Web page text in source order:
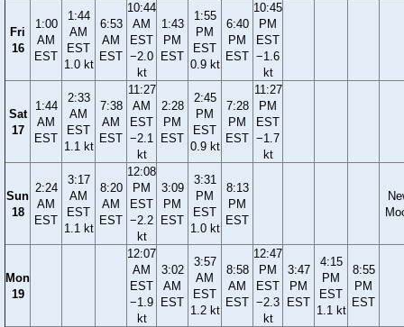
Fri
16
1:00
AM
EST
1:44
AM
EST
1.0 kt
6:53
AM
EST
10:44
AM
EST
−2.0
kt
1:43
PM
EST
1:55
PM
EST
0.9 kt
6:40
PM
EST
10:45
PM
EST
−1.6
kt
Sat
17
1:44
AM
EST
2:33
AM
EST
1.1 kt
7:38
AM
EST
11:27
AM
EST
−2.1
kt
2:28
PM
EST
2:45
PM
EST
0.9 kt
7:28
PM
EST
11:27
PM
EST
−1.7
kt
Sun
18
2:24
AM
EST
3:17
AM
EST
1.1 kt
8:20
AM
EST
12:08
PM
EST
−2.2
kt
3:09
PM
EST
3:31
PM
EST
1.0 kt
8:13
PM
EST
Mon
19
12:07
AM
EST
−1.9
kt
3:02
AM
EST
3:57
AM
EST
1.2 kt
8:58
AM
EST
12:47
PM
EST
−2.3
kt
3:47
PM
EST
4:15
PM
EST
1.1 kt
8:55
PM
EST